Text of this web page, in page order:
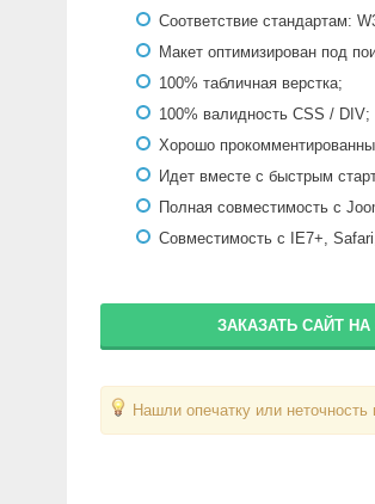
Соответствие стандартам:
Макет оптимизирован под
100% табличная верстка;
100% валидность CSS / DIV;
Хорошо
Идет вместе с быстрым
Полная совместимость с
Совместимость с IE7+,
ЗАКАЗАТЬ САЙТ
Нашли опечатку или